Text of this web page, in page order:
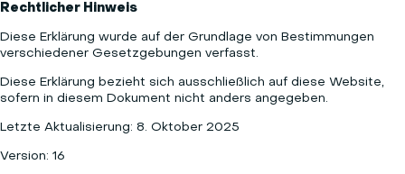
Rechtlicher Hinweis
Diese Erklärung wurde auf der Grundlage von Bestimmungen
verschiedener Gesetzgebungen verfasst.
Diese Erklärung bezieht sich ausschließlich auf diese Website,
sofern in diesem Dokument nicht anders angegeben.
Letzte Aktualisierung: 8. Oktober 2025
Version: 16